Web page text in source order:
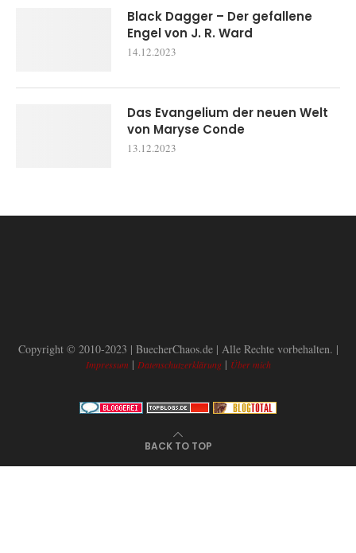
Black Dagger – Der gefallene
Engel von J. R. Ward
14.12.2023
Das Evangelium der neuen Welt
von Maryse Conde
13.12.2023
Copyright © 2010-2023 | BuecherChaos.de | Alle Rechte vorbehalten. |
Impressum | Datenschutzerklärung| Über mich
BACK TO TOP